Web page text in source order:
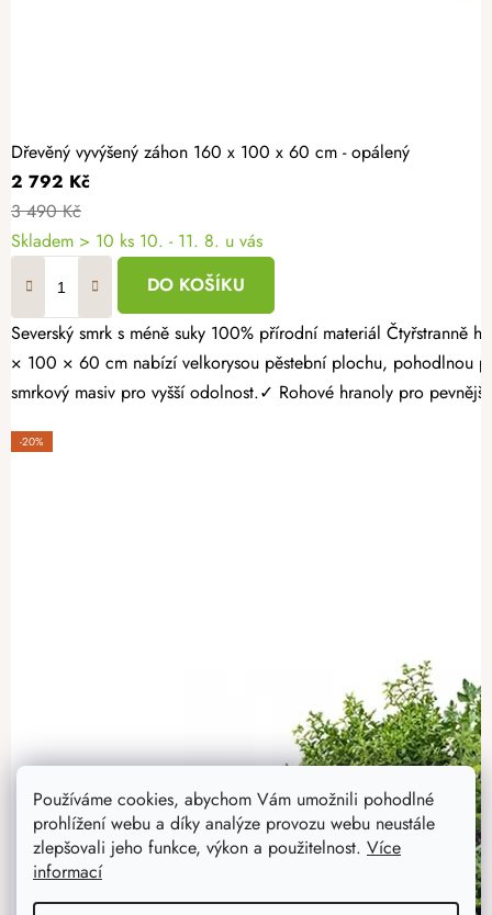
Používáme cookies, abychom Vám umožnili pohodlné
prohlížení webu a díky analýze provozu webu neustále
zlepšovali jeho funkce, výkon a použitelnost. Více
informací
Dřevěný vyvýšený záhon 160 x 100 x 60 cm - opálený
2 792 Kč
3 490 Kč
Skladem > 10 ks 10. - 11. 8. u vás
DO KOŠÍKU
Severský smrk s méně suky 100% přírodní materiál Čtyřstranně hoblovaný masiv Proměňte svou zahradu v místo plné čerstvé zeleniny, voňavých bylinek a sladkých jahod. Opálený dřevěný vyvýšený záhon 160
× 100 × 60 cm nabízí velkorysou pěstební plochu, pohodlnou
smrkový masiv pro vyšší odolnost.✓ Rohové hranoly pro
-20%